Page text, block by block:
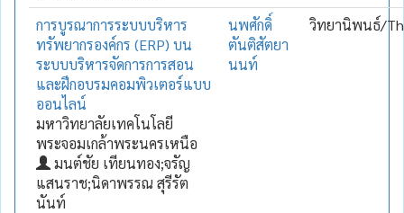
การบูรณาการระบบบริหาร
ทรัพยากรองค์กร (ERP) บน
ระบบบริหารจัดการการสอน
และฝึกอบรมคอมพิวเตอร์แบบ
ออนไลน์
มหาวิทยาลัยเทคโนโลยี
พระจอมเกล้าพระนครเหนือ
มนต์ชัย เทียนทอง;จรัญ
แสนราช;นิดาพรรณ สุรีรัต
นันท์
นพศักดิ์
ตันติสัตยา
นนท์
วิทยานิพนธ์/